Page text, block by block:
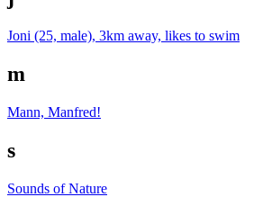
Joni (25, male), 3km away, likes to swim
m
Mann, Manfred!
s
Sounds of Nature